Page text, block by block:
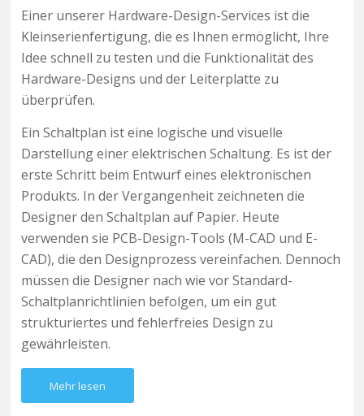
Einer unserer Hardware-Design-Services ist die
Kleinserienfertigung, die es Ihnen ermöglicht, Ihre
Idee schnell zu testen und die Funktionalität des
Hardware-Designs und der Leiterplatte zu
überprüfen.
Ein Schaltplan ist eine logische und visuelle
Darstellung einer elektrischen Schaltung. Es ist der
erste Schritt beim Entwurf eines elektronischen
Produkts. In der Vergangenheit zeichneten die
Designer den Schaltplan auf Papier. Heute
verwenden sie PCB-Design-Tools (M-CAD und E-
CAD), die den Designprozess vereinfachen. Dennoch
müssen die Designer nach wie vor Standard-
Schaltplanrichtlinien befolgen, um ein gut
strukturiertes und fehlerfreies Design zu
gewährleisten.
Mehr lesen